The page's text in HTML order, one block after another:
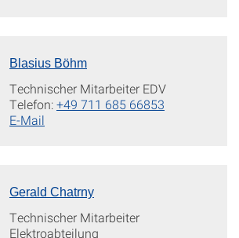
Blasius Böhm
Technischer Mitarbeiter EDV
Telefon:+49 711 685 66853
E-Mail
Gerald Chatrny
Technischer Mitarbeiter
Elektroabteilung